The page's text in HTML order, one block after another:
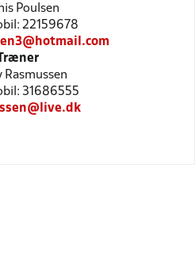
Poulsen
22159678
Rasmussen
31686555